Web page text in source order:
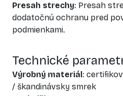
Presah strechy: Presah
dodatočnú ochranu pred
podmienkami.
Technické
Výrobný materiál:
/ škandinávsky smrek